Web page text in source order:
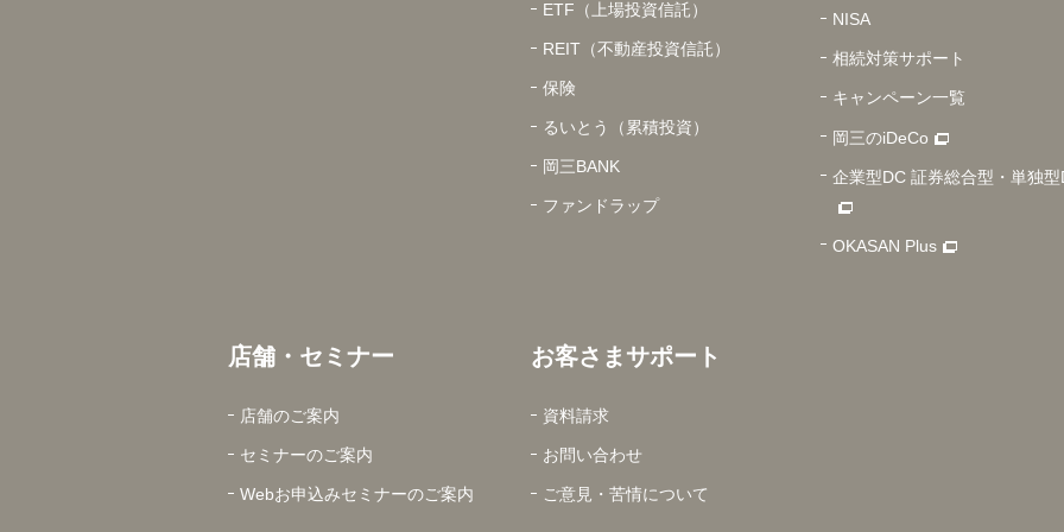
ETF（上場投資信託）
REIT（不動産投資信託）
保険
るいとう（累積投資）
岡三BANK
ファンドラップ
NISA
相続対策サポート
キャンペーン一覧
岡三のiDeCo
企業型DC 証券総合型・単独型
OKASAN Plus
店舗・セミナー
店舗のご案内
セミナーのご案内
Webお申込みセミナーのご案内
お客さまサポート
資料請求
お問い合わせ
ご意見・苦情について